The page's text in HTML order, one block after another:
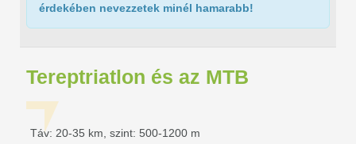
érdekében nevezzetek minél hamarabb!
Tereptriatlon és az MTB
Táv: 20-35 km, szint: 500-1200 m